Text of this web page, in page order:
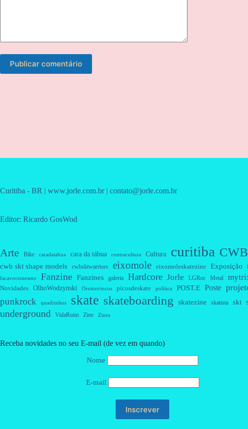
Publicar comentário
Curitiba - BR | www.jorle.com.br | contato@jorle.com.br
Editor: Ricardo GosWod
Arte Bike caradatabua cara da tábua contracultura Cultura curitiba CWB
cwb skt shape models cwbsktwarriors eixomole eixomoleskatezine Exposição
facavocemesmo Fanzine Fanzines galeria Hardcore Jorle LGRoc Metal
Novidades OlhoWodzynski Ornitorrincos picosdeskate política POST.E Poste
punkrock quadrinhos skate skateboarding skatezine skatista skt
underground VidaRuim Zine Zines
Receba novidades no seu E-mail (de vez em quando)
Nome
E-mail